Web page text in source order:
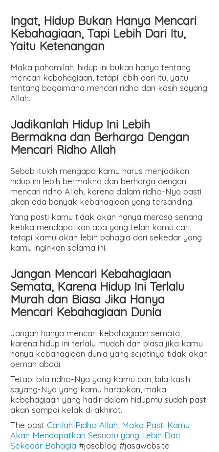
Ingat, Hidup Bukan Hanya Mencari
Kebahagiaan, Tapi Lebih Dari Itu,
Yaitu Ketenangan
Maka pahamilah, hidup ini bukan hanya tentang
mencari kebahagiaan, tetapi lebih dari itu, yaitu
tentang bagaimana mencari ridho dan kasih sayang
Allah.
Jadikanlah Hidup Ini Lebih
Bermakna dan Berharga Dengan
Mencari Ridho Allah
Sebab itulah mengapa kamu harus menjadikan
hidup ini lebih bermakna dan berharga dengan
mencari ridho Allah, karena dalam ridho-Nya pasti
akan ada banyak kebahagiaan yang tersanding.
Yang pasti kamu tidak akan hanya merasa senang
ketika mendapatkan apa yang telah kamu cari,
tetapi kamu akan lebih bahagia dari sekedar yang
kamu inginkan selama ini.
Jangan Mencari Kebahagiaan
Semata, Karena Hidup Ini Terlalu
Murah dan Biasa Jika Hanya
Mencari Kebahagiaan Dunia
Jangan hanya mencari kebahagiaan semata,
karena hidup ini terlalu mudah dan biasa jika kamu
hanya kebahagiaan dunia yang sejatinya tidak akan
pernah abadi.
Tetapi bila ridho-Nya yang kamu cari, bila kasih
sayang-Nya yang kamu harapkan, maka
kebahagiaan yang hadir dalam hidupmu sudah pasti
akan sampai kelak di akhirat.
The post Carilah Ridho Allah, Maka Pasti Kamu
Akan Mendapatkan Sesuatu yang Lebih Dari
Sekedar Bahagia #jasablog #jasawebsite